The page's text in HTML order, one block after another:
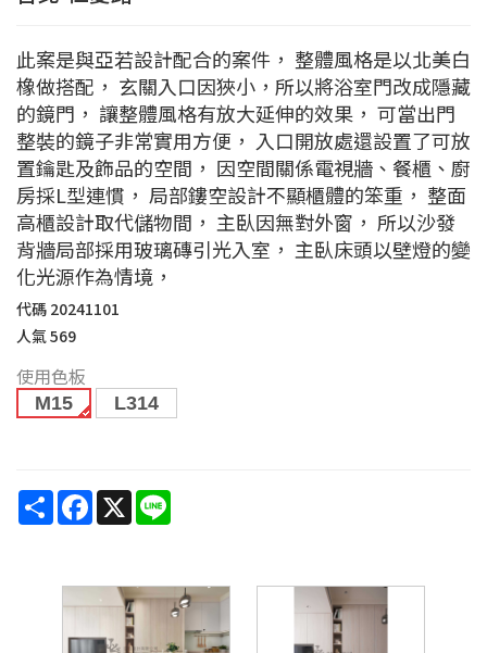
此案是與亞若設計配合的案件， 整體風格是以北美白
橡做搭配， 玄關入口因狹小，所以將浴室門改成隱藏
的鏡門， 讓整體風格有放大延伸的效果， 可當出門
整裝的鏡子非常實用方便， 入口開放處還設置了可放
置鑰匙及飾品的空間， 因空間關係電視牆、餐櫃、廚
房採L型連慣， 局部鏤空設計不顯櫃體的笨重， 整面
高櫃設計取代儲物間， 主臥因無對外窗， 所以沙發
背牆局部採用玻璃磚引光入室， 主臥床頭以壁燈的變
化光源作為情境，
代碼 20241101
人氣569
使用色板
M15 L314
ShareFacebook
X